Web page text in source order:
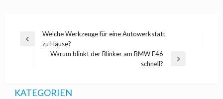
Beitragsnavigation
Previous
Welche Werkzeuge für eine Autowerkstatt
zu Hause?
Warum blinkt der Blinker am BMW E46
schnell?
KATEGORIEN